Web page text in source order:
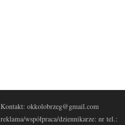
Kontakt: okkolobrzeg@gmail.com
reklama/współpraca/dziennikarze: nr tel.: